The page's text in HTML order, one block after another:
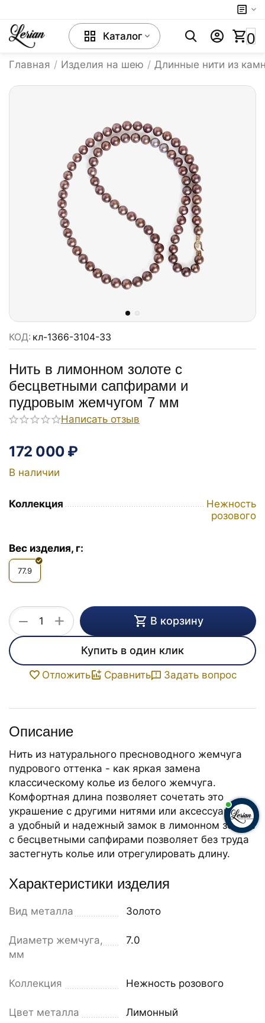
Каталог 0
Главная / Изделия на шею / Длинные нити из
КОД: кл-1366-3104-33
Нить в лимонном золоте с
бесцветными сапфирами и
пудровым жемчугом 7 мм
Написать отзыв
172 000 ₽
В наличии
Коллекция
Нежность
розового
Вес изделия, г:
77.9
+
− В корзину
Купить в один клик
Отложить Сравнить Задать вопрос
Описание
Нить из натурального пресноводного жемчуга
пудрового оттенка - как яркая замена
классическому колье из белого жемчуга.
Комфортная длина позволяет сочетать это
украшение с другими нитями или аксессуарами,
а удобный и надежный замок в лимонном золоте
с бесцветными сапфирами позволяет без труда
застегнуть колье или отрегулировать длину.
Характеристики изделия
Вид металла Золото
Диаметр жемчуга,
мм
7.0
Коллекция Нежность розового
Цвет металла Лимонный